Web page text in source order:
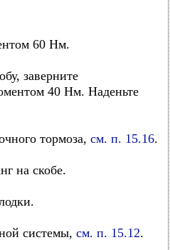
60 Нм.
заверните
40 Нм. Наденьте
тормоза, см. п. 15.16.
на скобе.
системы, см. п. 15.12.